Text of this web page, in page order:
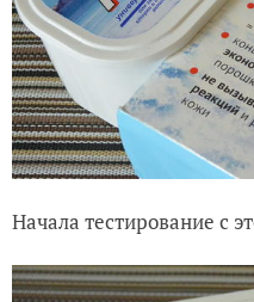
Начала тестирование с